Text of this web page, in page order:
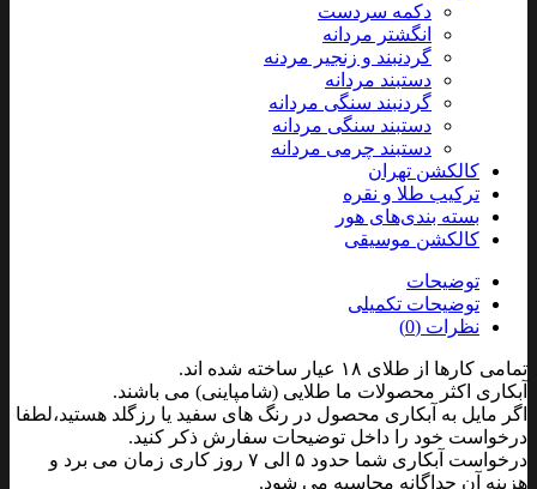
دکمه سردست
انگشتر مردانه
گردنبند و زنجیر مردنه
دستبند مردانه
گردنبند سنگی مردانه
دستبند سنگی مردانه
دستبند چرمی مردانه
کالکشن تهران
ترکیب طلا و نقره
بسته بندی‌های هور
کالکشن موسیقی
توضیحات
توضیحات تکمیلی
نظرات (0)
تمامی کارها از طلای ۱۸ عیار ساخته شده اند.
آبکاری اکثر محصولات ما طلایی (شامپاینی) می باشند.
اگر مایل به آبکاری محصول در رنگ های سفید یا رزگلد هستید،لطفا
درخواست خود را داخل توضیحات سفارش ذکر کنید.
درخواست آبکاری شما حدود ۵ الی ۷ روز کاری زمان می برد و
هزینه آن جداگانه محاسبه می شود.